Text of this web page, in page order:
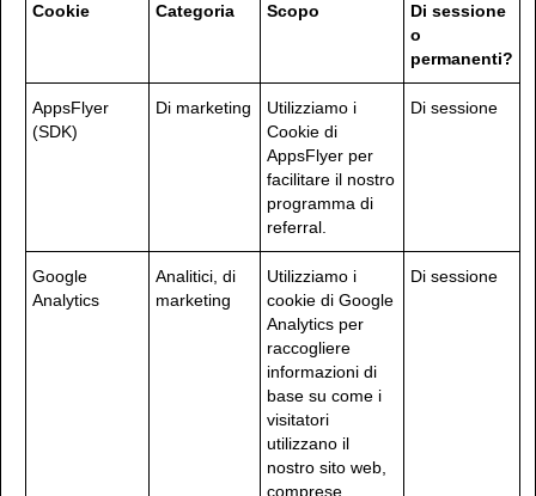
Cookie Categoria Scopo
Di sessione
o
permanenti?
AppsFlyer
(SDK)
Di marketing
Utilizziamo i
Cookie di
AppsFlyer per
facilitare il nostro
programma di
referral.
Di sessione
Google
Analytics
Analitici, di
marketing
Utilizziamo i
cookie di Google
Analytics per
raccogliere
informazioni di
base su come i
visitatori
utilizzano il
nostro sito web,
comprese
Di sessione